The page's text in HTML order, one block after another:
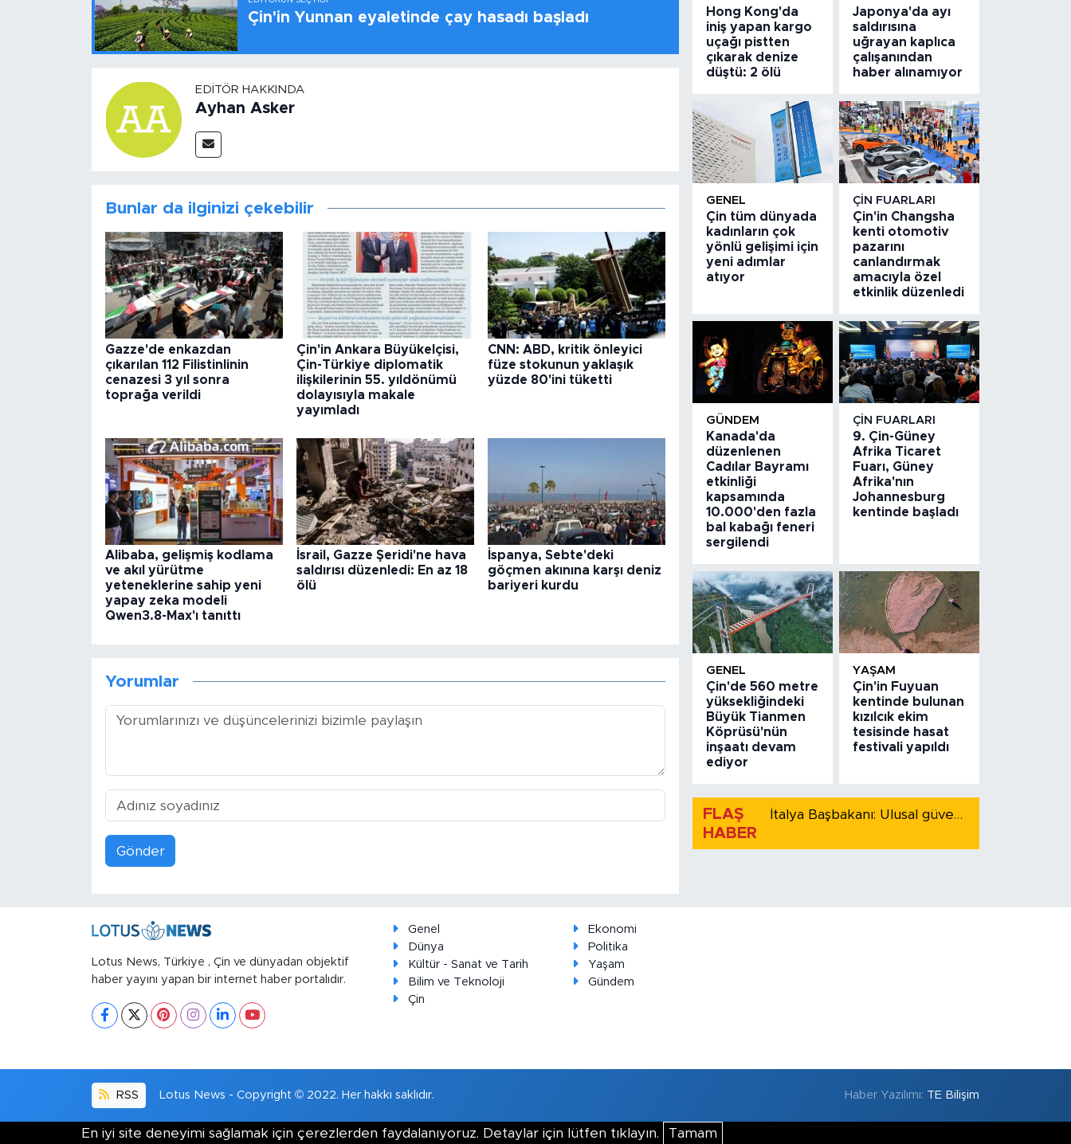
Çin'in Yunnan eyaletinde çay hasadı başladı
EDITÖR HAKKINDA
Ayhan Asker
Bunlar da ilginizi çekebilir
Gazze'de enkazdan
çıkarılan 112 Filistinlinin
cenazesi 3 yıl sonra
toprağa verildi
Çin'in Ankara Büyükelçisi,
Çin-Türkiye diplomatik
ilişkilerinin 55. yıldönümü
dolayısıyla makale
yayımladı
CNN: ABD, kritik önleyici
füze stokunun yaklaşık
yüzde 80'ini tüketti
Alibaba, gelişmiş kodlama
ve akıl yürütme
yeteneklerine sahip yeni
yapay zeka modeli
Qwen3.8-Max'ı tanıttı
İsrail, Gazze Şeridi'ne hava
saldırısı düzenledi: En az 18
ölü
İspanya, Sebte'deki
göçmen akınına karşı deniz
bariyeri kurdu
Yorumlar
Gönder
Hong Kong'da
iniş yapan kargo
uçağı pistten
çıkarak denize
düştü: 2 ölü
Japonya'da ayı
saldırısına
uğrayan kaplıca
çalışanından
haber alınamıyor
GENEL
Çin tüm dünyada
kadınların çok
yönlü gelişimi için
yeni adımlar
atıyor
ÇIN FUARLARI
Çin'in Changsha
kenti otomotiv
pazarını
canlandırmak
amacıyla özel
etkinlik düzenledi
GÜNDEM
Kanada'da
düzenlenen
Cadılar Bayramı
etkinliği
kapsamında
10.000'den fazla
bal kabağı feneri
sergilendi
ÇIN FUARLARI
9. Çin-Güney
Afrika Ticaret
Fuarı, Güney
Afrika'nın
Johannesburg
kentinde başladı
GENEL
Çin'de 560 metre
yüksekliğindeki
Büyük Tianmen
Köprüsü'nün
inşaatı devam
ediyor
YAŞAM
Çin'in Fuyuan
kentinde bulunan
kızılcık ekim
tesisinde hasat
festivali yapıldı
FLAŞ
HABER
İtalya Başbakanı: Ulusal güvenliği korumak için İspanya ile Schengen kapsamındaki serbest dolaşımı askıya alıyoruz
Lotus News, Türkiye , Çin ve dünyadan objektif
haber yayını yapan bir internet haber portalıdır.
Genel
Ekonomi
Dünya
Politika
Kültür - Sanat ve Tarih
Yaşam
Bilim ve Teknoloji
Gündem
Çin
RSS Lotus News - Copyright © 2022. Her hakkı saklıdır. Haber Yazılımı: TE Bilişim
En iyi site deneyimi sağlamak için çerezlerden faydalanıyoruz. Detaylar için lütfen tıklayın. Tamam